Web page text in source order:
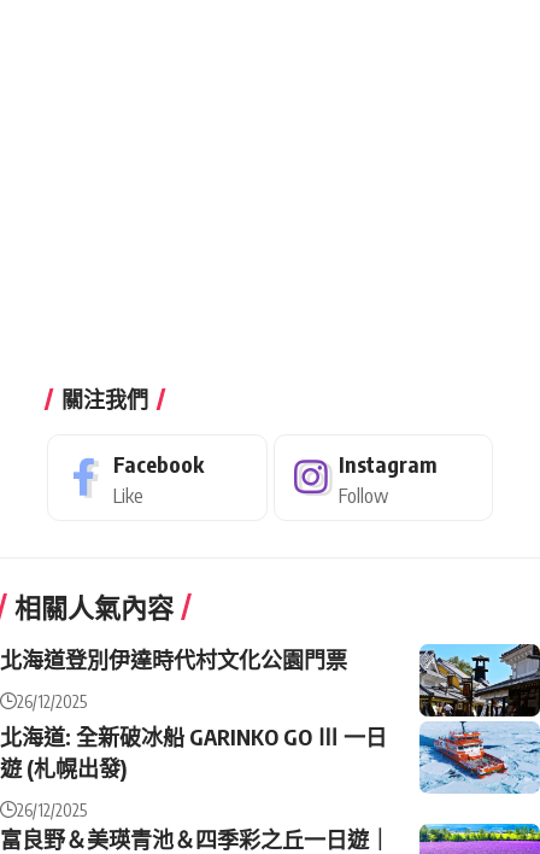
關注我們
Facebook
Like
Instagram
Follow
相關人氣內容
北海道登別伊達時代村文化公園門票
26/12/2025
北海道: 全新破冰船 GARINKO GO Ⅲ 一日
遊 (札幌出發)
26/12/2025
富良野＆美瑛青池＆四季彩之丘一日遊｜